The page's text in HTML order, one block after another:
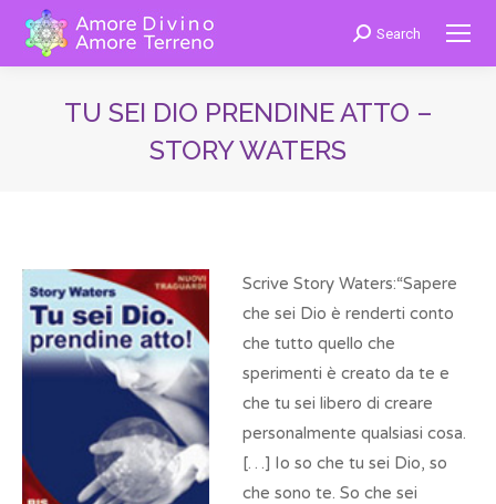
Cerca:Search
TU SEI DIO PRENDINE ATTO –
STORY WATERS
Scrive Story Waters:“Sapere
che sei Dio è renderti conto
che tutto quello che
sperimenti è creato da te e
che tu sei libero di creare
personalmente qualsiasi cosa.
[…] Io so che tu sei Dio, so
che sono te. So che sei